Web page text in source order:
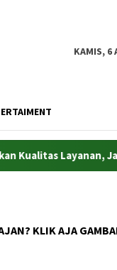
KAMIS, 6
Jajaran
KLIK AJA